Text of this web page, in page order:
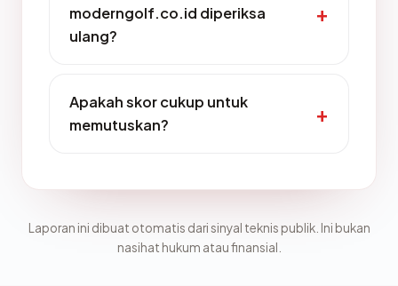
moderngolf.co.id diperiksa
ulang?
Apakah skor cukup untuk
memutuskan?
Laporan ini dibuat otomatis dari sinyal teknis publik. Ini bukan
nasihat hukum atau finansial.